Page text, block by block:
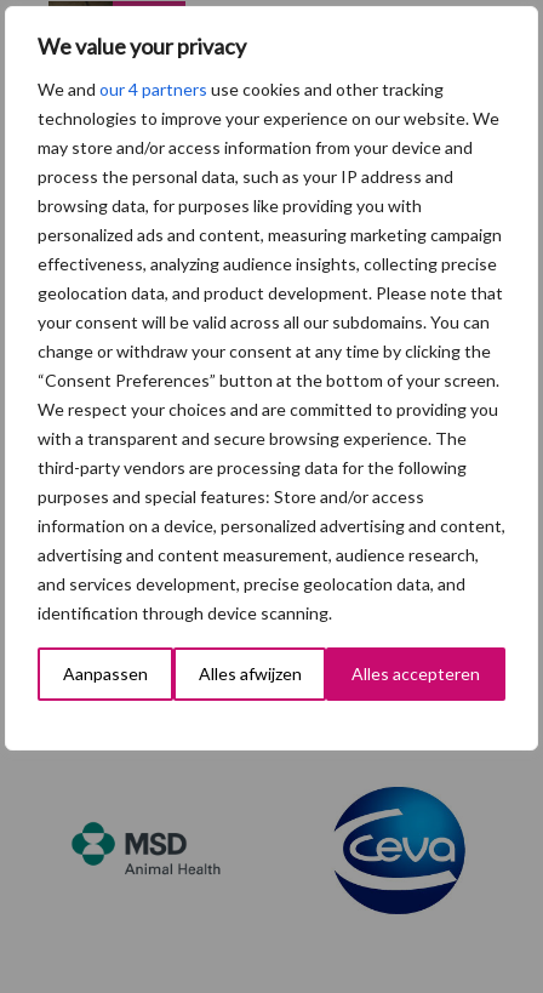
We value your privacy
We and our 4 partners use cookies and other tracking
technologies to improve your experience on our website. We
may store and/or access information from your device and
process the personal data, such as your IP address and
browsing data, for purposes like providing you with
personalized ads and content, measuring marketing campaign
effectiveness, analyzing audience insights, collecting precise
geolocation data, and product development. Please note that
your consent will be valid across all our subdomains. You can
change or withdraw your consent at any time by clicking the
“Consent Preferences” button at the bottom of your screen.
We respect your choices and are committed to providing you
with a transparent and secure browsing experience. The
third-party vendors are processing data for the following
purposes and special features: Store and/or access
information on a device, personalized advertising and content,
advertising and content measurement, audience research,
and services development, precise geolocation data, and
identification through device scanning.
Aanpassen Alles afwijzen Alles accepteren
5 aug
Eliminatieprotocol voor
Mycoplasma hyopneumoniae
4 aug
AVP in Finland onderstreept
dat alertheid belangrijk is,
zeker nu
Toon meer
Footer